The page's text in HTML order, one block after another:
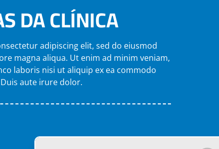
DA CLÍNICA
adipiscing elit, sed do eiusmod
magna aliqua. Ut enim ad minim veniam,
laboris nisi ut aliquip ex ea commodo
aute irure dolor.